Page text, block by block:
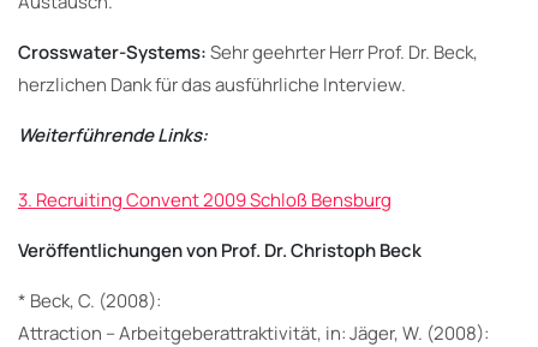
Crosswater-Systems:Sehr geehrter Herr Prof. Dr. Beck,
herzlichen Dank für das ausführliche Interview.
Weiterführende Links:
3. Recruiting Convent 2009 Schloß Bensburg
Veröffentlichungen von Prof. Dr. Christoph Beck
* Beck, C. (2008):
Attraction – Arbeitgeberattraktivität, in: Jäger, W. (2008):